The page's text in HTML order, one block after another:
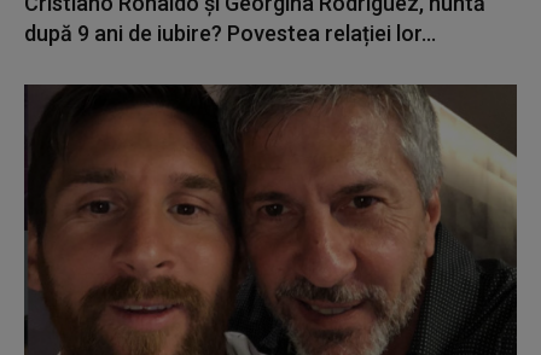
după 9 ani de iubire? Povestea relației lor...